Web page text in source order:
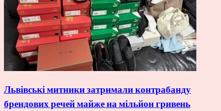
Львівські митники затримали контрабанду
брендових речей майже на мільйон гривень